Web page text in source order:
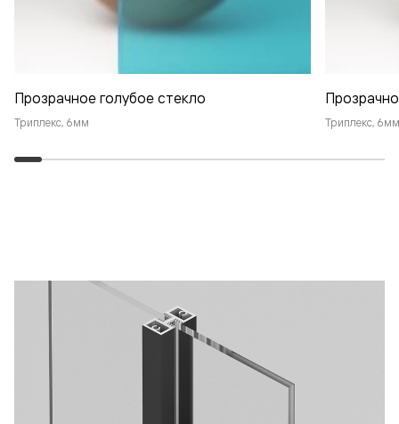
Прозрачное голубое стекло
Триплекс, 6мм Триплекс, 6мм